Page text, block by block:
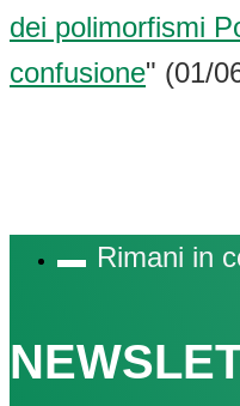
dei polimorfismi
confusione" (01/
Rimani in